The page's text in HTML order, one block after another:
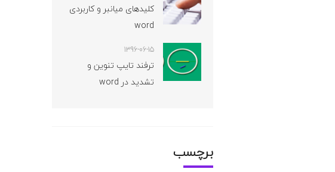
کلیدهای میانبر و کاربردی
word
1396-06-15
ترفند تایپ تنوین و
تشدید در word
برچسب